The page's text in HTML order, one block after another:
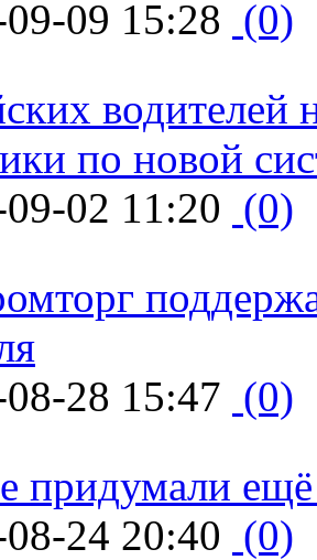
09 15:28 (0)
водителей
по новой
02 11:20 (0)
28 15:47 (0)
придумали ещё
24 20:40 (0)